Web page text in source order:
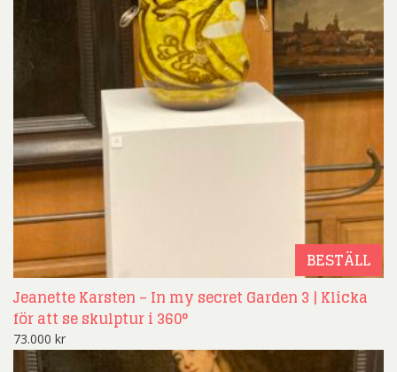
BESTÄLL
Jeanette Karsten – In my secret Garden 3 | Klicka
för att se skulptur i 360°
73.000 kr